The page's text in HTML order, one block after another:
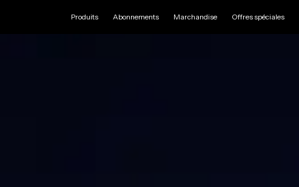
Produits Abonnements Marchandise Offres spéciales